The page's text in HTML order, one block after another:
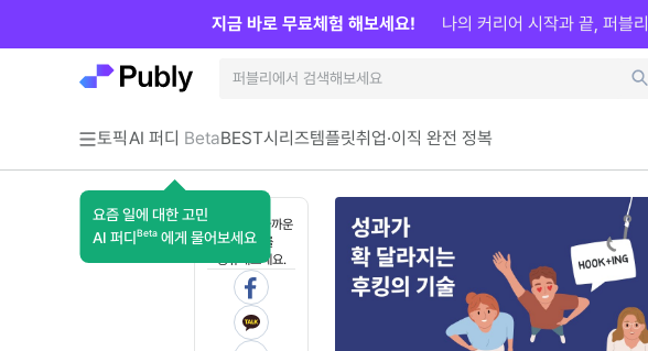
토픽AI 퍼디 Beta
요즘 일에 대한 고민
AI 퍼디 Beta 에게 물어보세요
BEST시리즈템플릿취업·이직 완전 정복
지금 바로 무료체험 해보세요! 나의 커리어 시작과 끝, 퍼블리
혼자 보기 아까운
콘텐츠를
공유해보세요.